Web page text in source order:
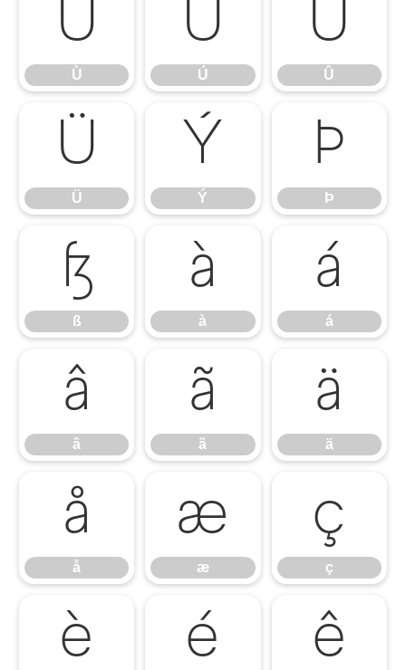
Ù
Ù
Ú
Ú
Û
Û
Ü
Ü
Ý
Ý
Þ
Þ
ß
ß
à
à
á
á
â
â
ã
ã
ä
ä
å
å
æ
æ
ç
ç
è é ê